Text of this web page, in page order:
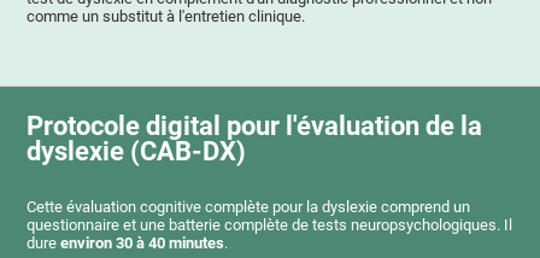
comme un substitut à l'entretien clinique.
Protocole digital pour l'évaluation de la
dyslexie (CAB-DX)
Cette évaluation cognitive complète pour la dyslexie comprend un
questionnaire et une batterie complète de tests neuropsychologiques. Il
dureenviron 30 à 40 minutes.